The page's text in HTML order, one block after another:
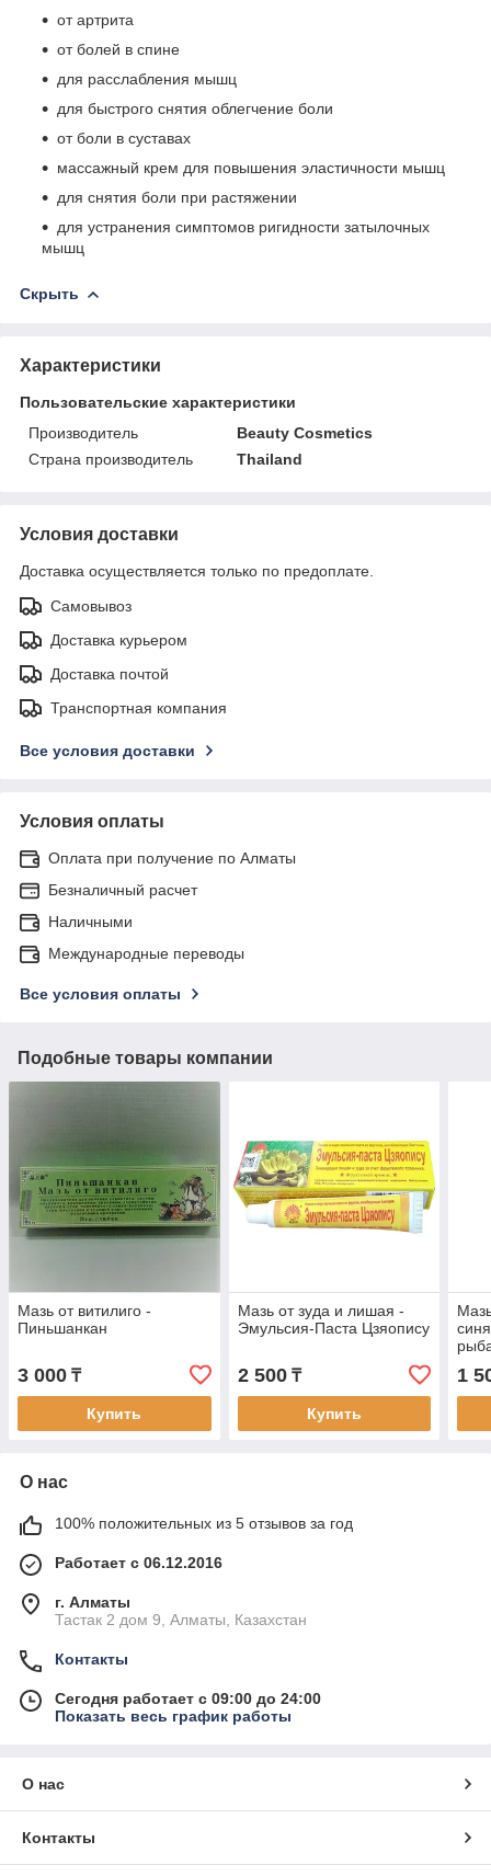
от артрита
от болей в спине
для расслабления мышц
для быстрого снятия облегчение боли
от боли в суставах
массажный крем для повышения эластичности мышц
для снятия боли при растяжении
для устранения симптомов ригидности затылочных
мышц
Скрыть
Характеристики
Пользовательские характеристики
Производитель
Beauty Cosmetics
Страна производитель
Thailand
Условия доставки
Доставка осуществляется только по предоплате.
Самовывоз
Доставка курьером
Доставка почтой
Транспортная компания
Все условия доставки
Условия оплаты
Оплата при получение по Алматы
Безналичный расчет
Наличными
Международные переводы
Все условия оплаты
Подобные товары компании
Мазь от витилиго -
Пиньшанкан
3 000 ₸
Купить
Мазь от зуда и лишая -
Эмульсия-Паста Цзяопису
2 500₸
Купить
1
О нас
100% положительных из 5 отзывов за год
Работает с 06.12.2016
г. Алматы
Тастак 2 дом 9, Алматы, Казахстан
Контакты
Сегодня работает с 09:00 до 24:00
Показать весь график работы
О нас
Контакты